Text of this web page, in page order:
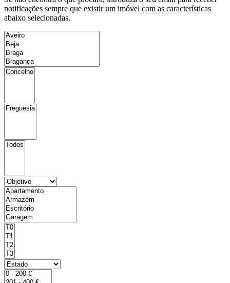
notificações sempre que existir um imóvel com as características
abaixo selecionadas.